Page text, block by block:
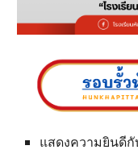
แสดงความยินดี